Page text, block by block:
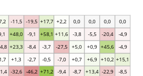
-32,6 -46,2 +71,2 -9,4 -8,7 +13,4 -22,9 -8,5
+1,3 -2,7 -0,5 -7,0 +0,7 +6,9 +10,2 +15,1
+23,3 -8,4 -3,7 -27,5 +5,0 +0,9 +45,6 -4,9
+48,0 -9,1 +58,1 +11,6 -3,8 -5,5 -20,4 -4,9
-11,5 -19,5 +17,7 +2,2 0,0 0,0 0,0 0,0